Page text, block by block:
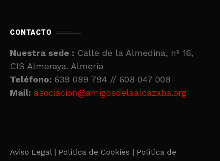
CONTACTO
Nuestra sede : Calle de la Almedina, nº 16,
CIS Almeraya. Almería
Teléfono: 639 089 794 // 608 047 008
Mail: asociacion@amigosdelaalcazaba.org
Aviso Legal | Política de Cookies | Política de